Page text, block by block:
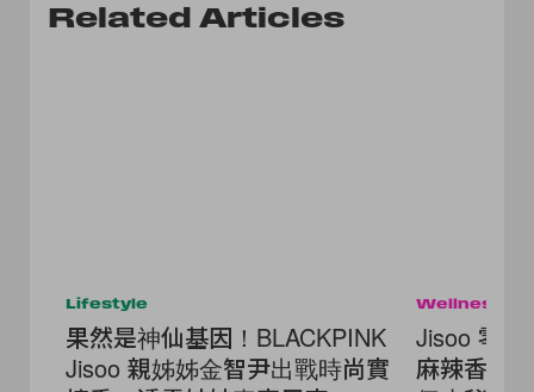
Related Articles
Lifestyle
果然是神仙基因！BLACKPINK
Jisoo 親姊姊金智尹出戰時尚實
Wellness
Jisoo 零
麻辣香鍋